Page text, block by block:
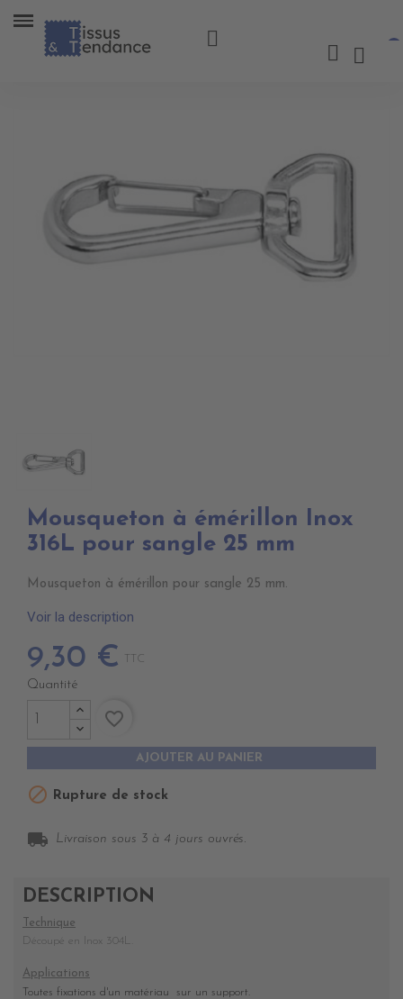
Mousqueton à émérillon Inox
316L pour sangle 25 mm
Mousqueton à émérillon pour sangle 25 mm.
Voir la description
9,30 € TTC
Quantité
AJOUTER AU PANIER
favorite_border
 Rupture de stock
local_shipping Livraison sous 3 à 4 jours ouvrés.
DESCRIPTION
Technique
Découpé en Inox 304L.
Applications
Toutes fixations d'un matériau sur un support.